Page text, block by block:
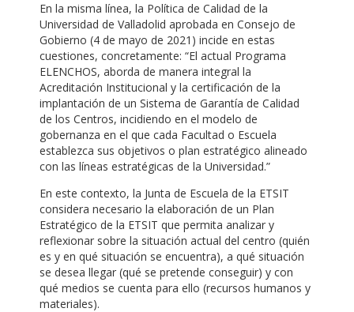
En la misma línea, la Política de Calidad de la
Universidad de Valladolid aprobada en Consejo de
Gobierno (4 de mayo de 2021) incide en estas
cuestiones, concretamente: “El actual Programa
ELENCHOS, aborda de manera integral la
Acreditación Institucional y la certificación de la
implantación de un Sistema de Garantía de Calidad
de los Centros, incidiendo en el modelo de
gobernanza en el que cada Facultad o Escuela
establezca sus objetivos o plan estratégico alineado
con las líneas estratégicas de la Universidad.”
En este contexto, la Junta de Escuela de la ETSIT
considera necesario la elaboración de un Plan
Estratégico de la ETSIT que permita analizar y
reflexionar sobre la situación actual del centro (quién
es y en qué situación se encuentra), a qué situación
se desea llegar (qué se pretende conseguir) y con
qué medios se cuenta para ello (recursos humanos y
materiales).